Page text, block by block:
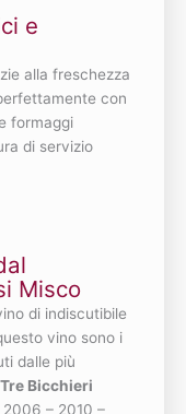
e
alla freschezza
con
formaggi
di servizio
Misco
di indiscutibile
vino sono i
dalle più
Tre Bicchieri
– 2010 –